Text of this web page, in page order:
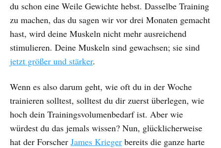
du schon eine Weile Gewichte hebst. Dasselbe Training
zu machen, das du sagen wir vor drei Monaten gemacht
hast, wird deine Muskeln nicht mehr ausreichend
stimulieren. Deine Muskeln sind gewachsen; sie sind
jetzt größer und stärker.
Wenn es also darum geht, wie oft du in der Woche
trainieren solltest, solltest du dir zuerst überlegen, wie
hoch dein Trainingsvolumenbedarf ist. Aber wie
würdest du das jemals wissen? Nun, glücklicherweise
hat der Forscher James Krieger bereits die ganze harte